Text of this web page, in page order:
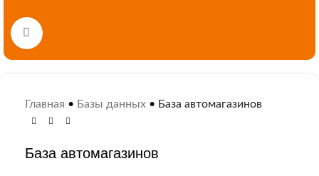
Нажмите, чтобы увеличить
Главная • Базы данных • База автомагазинов
База автомагазинов